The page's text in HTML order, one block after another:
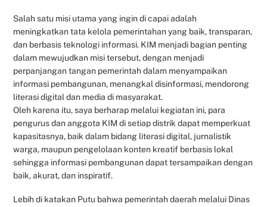
Salah satu misi utama yang ingin di capai adalah
meningkatkan tata kelola pemerintahan yang baik, transparan,
dan berbasis teknologi informasi. KIM menjadi bagian penting
dalam mewujudkan misi tersebut, dengan menjadi
perpanjangan tangan pemerintah dalam menyampaikan
informasi pembangunan, menangkal disinformasi, mendorong
literasi digital dan media di masyarakat.
Oleh karena itu, saya berharap melalui kegiatan ini, para
pengurus dan anggota KIM di setiap distrik dapat memperkuat
kapasitasnya, baik dalam bidang literasi digital, jurnalistik
warga, maupun pengelolaan konten kreatif berbasis lokal
sehingga informasi pembangunan dapat tersampaikan dengan
baik, akurat, dan inspiratif.
Lebih di katakan Putu bahwa pemerintah daerah melalui Dinas